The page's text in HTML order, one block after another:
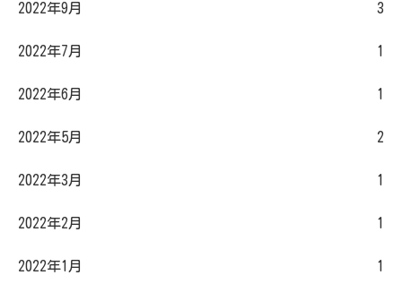
2022年9月 3
2022年7月 1
2022年6月 1
2022年5月 2
2022年3月 1
2022年2月 1
2022年1月 1